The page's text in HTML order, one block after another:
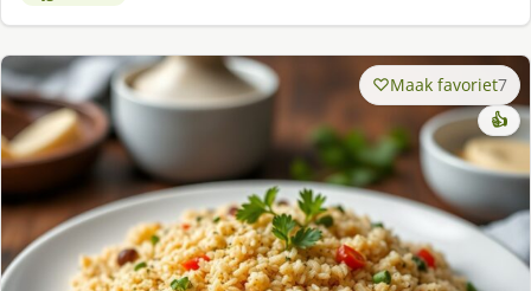
Maak favoriet7
👍